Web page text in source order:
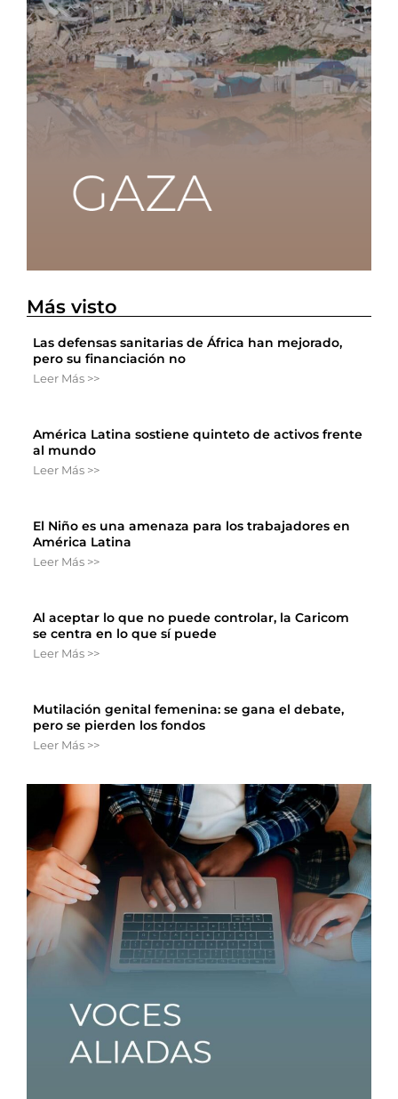
Más visto
Las defensas sanitarias de África han mejorado,
pero su financiación no
Leer Más >>
América Latina sostiene quinteto de activos frente
al mundo
Leer Más >>
El Niño es una amenaza para los trabajadores en
América Latina
Leer Más >>
Al aceptar lo que no puede controlar, la Caricom
se centra en lo que sí puede
Leer Más >>
Mutilación genital femenina: se gana el debate,
pero se pierden los fondos
Leer Más >>